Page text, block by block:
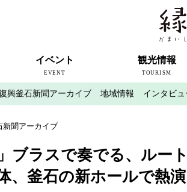
イベント
EVENT
釜石のイベント情報
観光情報
TOURISM
近代製鉄発祥の地
観光スポット
宿泊情報
釜石情報交流センター
魚河岸テラス
うのすまい・トモス
根浜シーサイド
SL銀河
三陸鉄道
興釜石新聞アーカイブ 地域情報 インタビュ
新聞アーカイブ
ブラスで奏でる、ルー
、釜石の新ホールで熱演